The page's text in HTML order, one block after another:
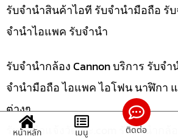
รับจำนำสินค้าไอที รับจำนำมือถือ รั
จำนำไอแพค รับจำนำ
รับจำนำกล้อง Cannon บริการ รับจ
จำนำมือถือ ไอแพค ไอโฟน นาฬิกา
ต่างๆ
รับจํานําแจ้งวัฒนะ.com รับจำนำกล้
หน้าหลัก เมนู ติดต่อ